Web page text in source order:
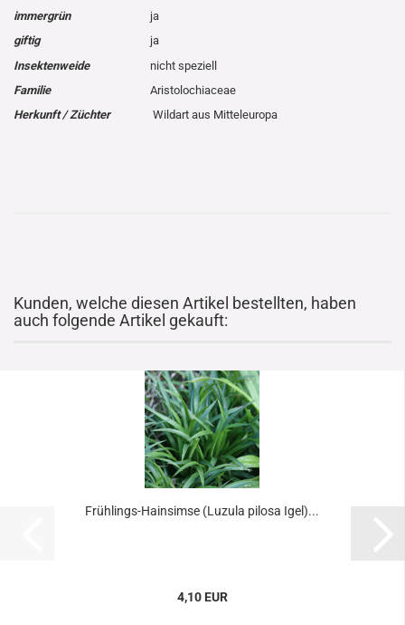
immergrün
ja
giftig
ja
Insektenweide
nicht speziell
Familie
Aristolochiaceae
Herkunft / Züchter
Wildart aus Mitteleuropa
Kunden, welche diesen Artikel bestellten, haben
auch folgende Artikel gekauft:
Frühlings-Hainsimse (Luzula pilosa Igel)...
4,10 EUR